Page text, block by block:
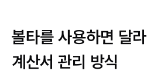
볼타를 사용하면 달
계산서 관리 방식